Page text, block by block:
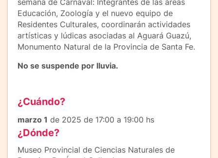
semana de Carnaval: Integrantes de las áreas
Educación, Zoología y el nuevo equipo de
Residentes Culturales, coordinarán actividades
artísticas y lúdicas asociadas al Aguará Guazú,
Monumento Natural de la Provincia de Santa Fe.
No se suspende por lluvia.
¿Cuándo?
marzo 1 de 2025 de 17:00 a 19:00 hs
¿Dónde?
Museo Provincial de Ciencias Naturales de